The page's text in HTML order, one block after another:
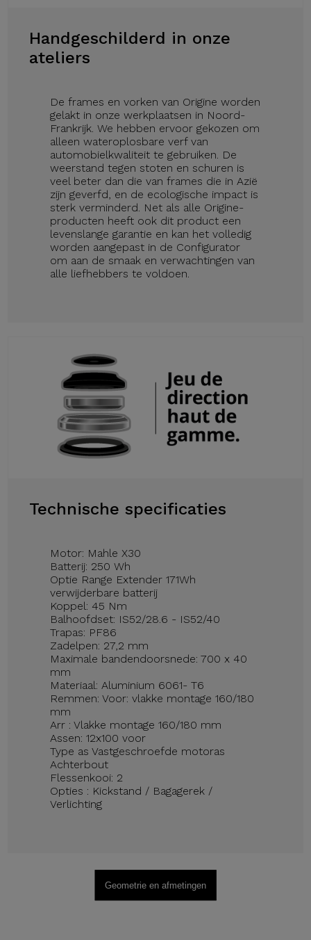
Handgeschilderd in onze
ateliers
De frames en vorken van Origine worden
gelakt in onze werkplaatsen in Noord-
Frankrijk. We hebben ervoor gekozen om
alleen wateroplosbare verf van
automobielkwaliteit te gebruiken. De
weerstand tegen stoten en schuren is
veel beter dan die van frames die in Azië
zijn geverfd, en de ecologische impact is
sterk verminderd. Net als alle Origine-
producten heeft ook dit product een
levenslange garantie en kan het volledig
worden aangepast in de Configurator
om aan de smaak en verwachtingen van
alle liefhebbers te voldoen.
Technische specificaties
Motor: Mahle X30
Batterij: 250 Wh
Optie Range Extender 171Wh
verwijderbare batterij
Koppel: 45 Nm
Balhoofdset: IS52/28.6 - IS52/40
Trapas: PF86
Zadelpen: 27,2 mm
Maximale bandendoorsnede: 700 x 40
mm
Materiaal: Aluminium 6061- T6
Remmen: Voor: vlakke montage 160/180
mm
Arr : Vlakke montage 160/180 mm
Assen: 12x100 voor
Type as Vastgeschroefde motoras
Achterbout
Flessenkooi: 2
Opties : Kickstand / Bagagerek /
Verlichting
Geometrie en afmetingen